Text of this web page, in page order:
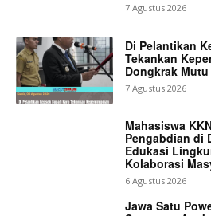
7 Agustus 2026
Di Pelantikan
Tekankan
Dongkrak
7 Agustus 2026
Mahasiswa
Pengabdian di
Edukasi
Kolaborasi
6 Agustus 2026
Jawa Satu